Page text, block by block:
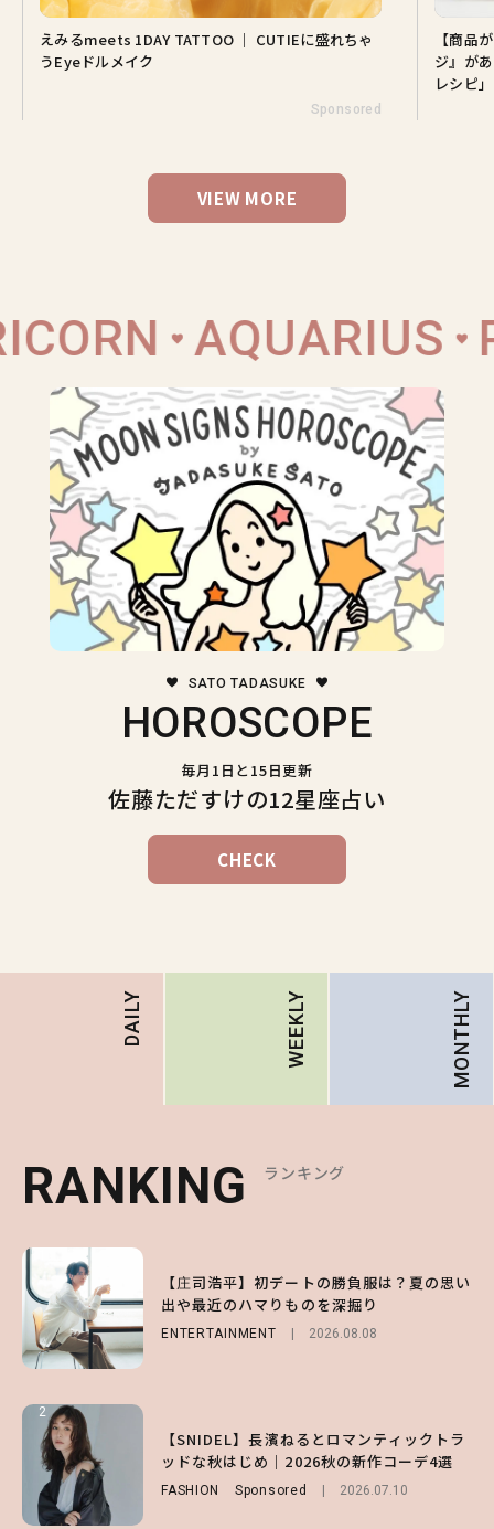
えみるmeets 1DAY TATTOO ｜ CUTIEに盛れちゃ
うEyeドルメイク
Sponsored
【商品
ジ』が
レシピ」
VIEW MORE
AQUARIUS
SATO TADASUKE
HOROSCOPE
毎月1日と15日更新
佐藤ただすけの12星座占い
CHECK
DAILY WEEKLY MONTHLY
RANKING ランキング
【庄司浩平】初デートの勝負服は？夏の思い
出や最近のハマりものを深掘り
ENTERTAINMENT 2026.08.08
2
【SNIDEL】長濱ねるとロマンティックトラ
ッドな秋はじめ｜2026秋の新作コーデ4選
FASHION Sponsored 2026.07.10
RANKING ランキング
【大原優乃】夏メイクはプレイフルに！ドキ
ッとしちゃう色っぽ“うるみ目”のつくり方
BEAUTY 2026.08.01
2
【森香澄】理想のスタイルはどう作る？体型
キープの秘訣や夏の過ごし方など独占インタ
ビュー！
ENTERTAINMENT 2026.07.31
RANKING ランキング
【SNIDEL】長濱ねるとロマンティックトラ
ッドな秋はじめ｜2026秋の新作コーデ4選
FASHION Sponsored 2026.07.10
2
【付録】総柄ハローキティが可愛すぎ♡ 紀
ノ国屋コラボの“優秀保冷バッグ”は夏の強
い味方！【オトナミューズ9月号増刊】